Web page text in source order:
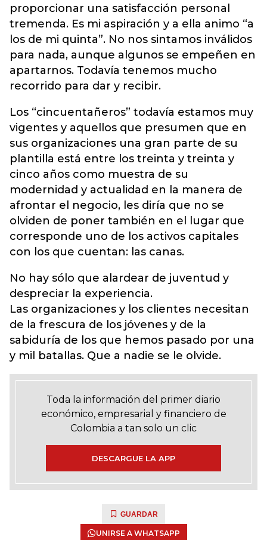
proporcionar una satisfacción personal
tremenda. Es mi aspiración y a ella animo “a
los de mi quinta”. No nos sintamos inválidos
para nada, aunque algunos se empeñen en
apartarnos. Todavía tenemos mucho
recorrido para dar y recibir.
Los “cincuentañeros” todavía estamos muy
vigentes y aquellos que presumen que en
sus organizaciones una gran parte de su
plantilla está entre los treinta y treinta y
cinco años como muestra de su
modernidad y actualidad en la manera de
afrontar el negocio, les diría que no se
olviden de poner también en el lugar que
corresponde uno de los activos capitales
con los que cuentan: las canas.
No hay sólo que alardear de juventud y
despreciar la experiencia.
Las organizaciones y los clientes necesitan
de la frescura de los jóvenes y de la
sabiduría de los que hemos pasado por una
y mil batallas. Que a nadie se le olvide.
Toda la información del primer diario
económico, empresarial y financiero de
Colombia a tan solo un clic
DESCARGUE LA APP
GUARDAR
UNIRSE A WHATSAPP